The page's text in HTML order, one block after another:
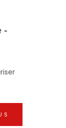
-